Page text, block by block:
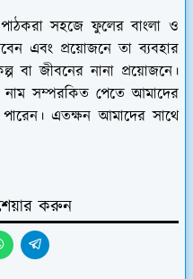
সহজে ফুলের বাংলা ও
এবং প্রয়োজনে তা ব্যবহার
বা জীবনের নানা প্রয়োজনে।
সম্পরকিত পেতে আমাদের
এতক্ষন আমাদের সাথে
করুন